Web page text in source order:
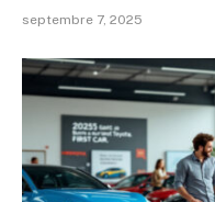
septembre 7, 2025